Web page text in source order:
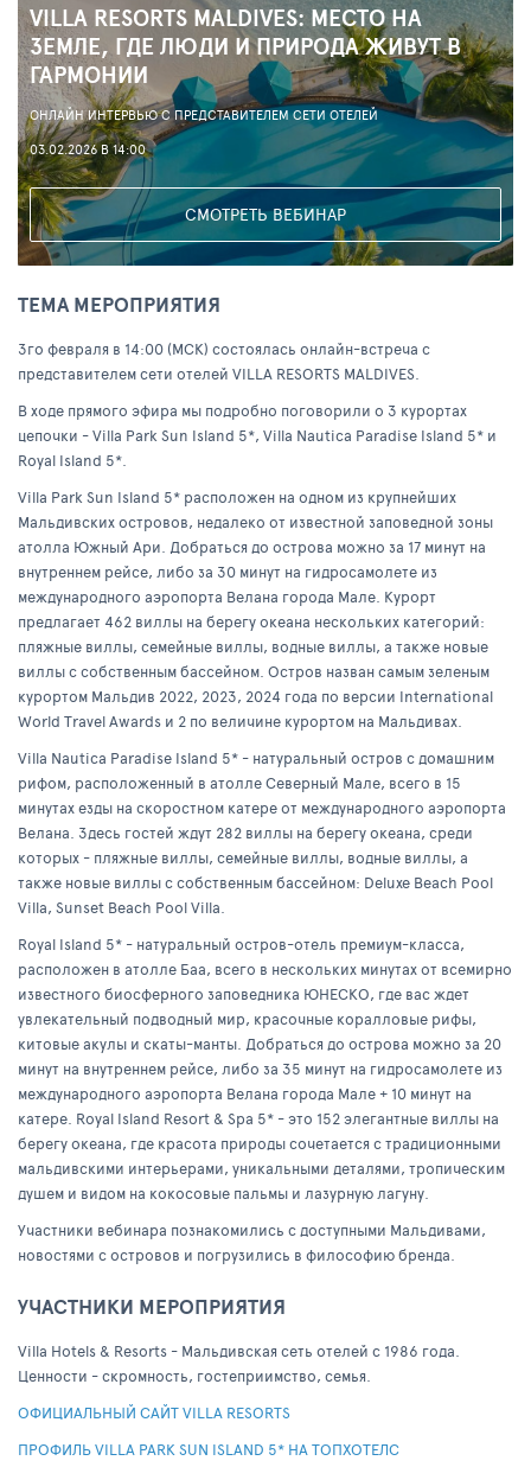
VILLA RESORTS MALDIVES: МЕСТО НА
ЗЕМЛЕ, ГДЕ ЛЮДИ И ПРИРОДА ЖИВУТ В
ГАРМОНИИ
ОНЛАЙН ИНТЕРВЬЮ С ПРЕДСТАВИТЕЛЕМ СЕТИ ОТЕЛЕЙ
03.02.2026 В 14:00
СМОТРЕТЬ ВЕБИНАР
ТЕМА МЕРОПРИЯТИЯ
3го февраля в 14:00 (МСК) состоялась онлайн-встреча с
представителем сети отелей VILLA RESORTS MALDIVES.
В ходе прямого эфира мы подробно поговорили о 3 курортах
цепочки - Villa Park Sun Island 5*, Villa Nautica Paradise Island 5* и
Royal Island 5*.
Villa Park Sun Island 5* расположен на одном из крупнейших
Мальдивских островов, недалеко от известной заповедной зоны
атолла Южный Ари. Добраться до острова можно за 17 минут на
внутреннем рейсе, либо за 30 минут на гидросамолете из
международного аэропорта Велана города Мале. Курорт
предлагает 462 виллы на берегу океана нескольких категорий:
пляжные виллы, семейные виллы, водные виллы, а также новые
виллы с собственным бассейном. Остров назван самым зеленым
курортом Мальдив 2022, 2023, 2024 года по версии International
World Travel Awards и 2 по величине курортом на Мальдивах.
Villa Nautica Paradise Island 5* - натуральный остров с домашним
рифом, расположенный в атолле Северный Мале, всего в 15
минутах езды на скоростном катере от международного аэропорта
Велана. Здесь гостей ждут 282 виллы на берегу океана, среди
которых - пляжные виллы, семейные виллы, водные виллы, а
также новые виллы с собственным бассейном: Deluxe Beach Pool
Villa, Sunset Beach Pool Villa.
Royal Island 5* - натуральный остров-отель премиум-класса,
расположен в атолле Баа, всего в нескольких минутах от всемирно
известного биосферного заповедника ЮНЕСКО, где вас ждет
увлекательный подводный мир, красочные коралловые рифы,
китовые акулы и скаты-манты. Добраться до острова можно за 20
минут на внутреннем рейсе, либо за 35 минут на гидросамолете из
международного аэропорта Велана города Мале + 10 минут на
катере. Royal Island Resort & Spa 5* - это 152 элегантные виллы на
берегу океана, где красота природы сочетается с традиционными
мальдивскими интерьерами, уникальными деталями, тропическим
душем и видом на кокосовые пальмы и лазурную лагуну.
Участники вебинара познакомились с доступными Мальдивами,
новостями с островов и погрузились в философию бренда.
УЧАСТНИКИ МЕРОПРИЯТИЯ
Villa Hotels & Resorts - Мальдивская сеть отелей с 1986 года.
Ценности - скромность, гостеприимство, семья.
ОФИЦИАЛЬНЫЙ САЙТ VILLA RESORTS
ПРОФИЛЬ VILLA PARK SUN ISLAND 5* НА ТОПХОТЕЛС